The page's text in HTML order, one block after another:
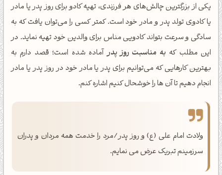
یکی از بزرگترین چالش‌های هر فرزندی، تهیه کادو برای روز پدر یا مادر
یا کادوی تولد پدر و مادر خود است. کمتر کسی را می‌توان یافت که به
سادگی و سرعت بتواند کادویی مناس برای والدین خود تهیه نماید. در
این مطلب که به مناسبت روز پدرآماده شده است؛ قصد دارم به
بهترین کارهایی که می‌توانیم برای پدر یا مادر خود در روز پدر یا مادر
انجام دهیم تا آن ها را خوشحال کنیم اشاره کنم.
ولادت امام علی (ع) و روز پدر/مرد را خدمت همه مردان و پدران
سرزمینم تبریک عرض می نمایم.